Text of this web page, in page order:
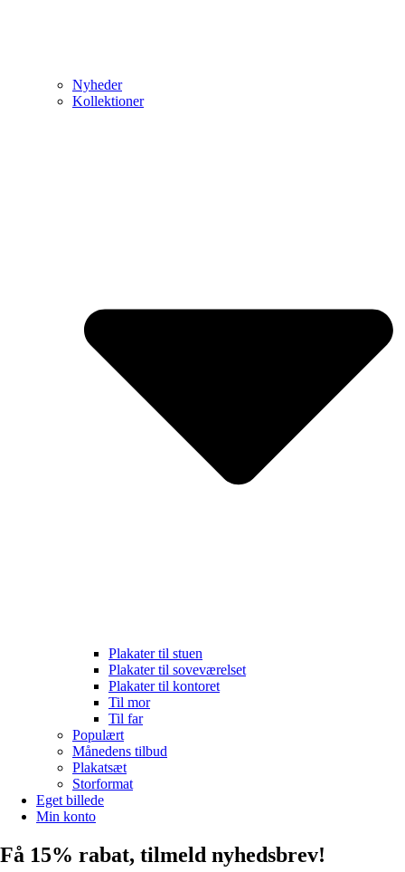
Nyheder
Kollektioner
Plakater til stuen
Plakater til soveværelset
Plakater til kontoret
Til mor
Til far
Populært
Månedens tilbud
Plakatsæt
Storformat
Eget billede
Min konto
Få 15% rabat, tilmeld nyhedsbrev!